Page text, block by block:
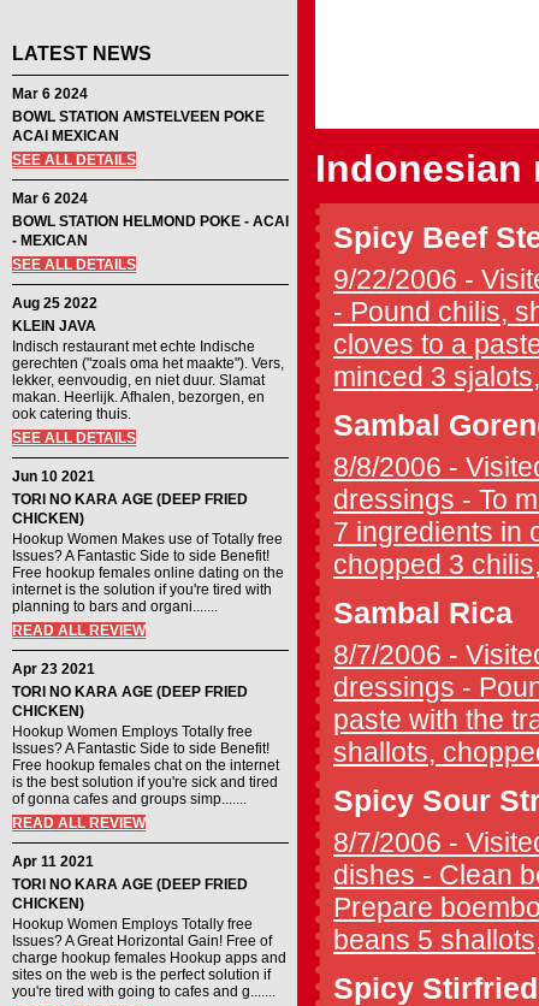
LATEST NEWS
Mar 6 2024
BOWL STATION AMSTELVEEN POKE
ACAI MEXICAN
SEE ALL DETAILS
Mar 6 2024
BOWL STATION HELMOND POKE - ACAI
- MEXICAN
SEE ALL DETAILS
Aug 25 2022
KLEIN JAVA
Indisch restaurant met echte Indische
gerechten ("zoals oma het maakte"). Vers,
lekker, eenvoudig, en niet duur. Slamat
makan. Heerlijk. Afhalen, bezorgen, en
ook catering thuis.
SEE ALL DETAILS
Jun 10 2021
TORI NO KARA AGE (DEEP FRIED
CHICKEN)
Hookup Women Makes use of Totally free
Issues? A Fantastic Side to side Benefit!
Free hookup females online dating on the
internet is the solution if you're tired with
planning to bars and organi.......
READ ALL REVIEW
Apr 23 2021
TORI NO KARA AGE (DEEP FRIED
CHICKEN)
Hookup Women Employs Totally free
Issues? A Fantastic Side to side Benefit!
Free hookup females chat on the internet
is the best solution if you're sick and tired
of gonna cafes and groups simp.......
READ ALL REVIEW
Apr 11 2021
TORI NO KARA AGE (DEEP FRIED
CHICKEN)
Hookup Women Employs Totally free
Issues? A Great Horizontal Gain! Free of
charge hookup females Hookup apps and
sites on the web is the perfect solution if
you're tired with going to cafes and g.......
Indonesian
Spicy Beef
9/22/2006 -
- Pound chilis,
cloves to a
minced 3
Sambal
8/8/2006 -
dressings - To
7 ingredients in
chopped 3
Sambal Rica
8/7/2006 -
dressings -
paste with the
shallots,
Spicy Sour
8/7/2006 -
dishes - Clean
Prepare
beans 5
Spicy